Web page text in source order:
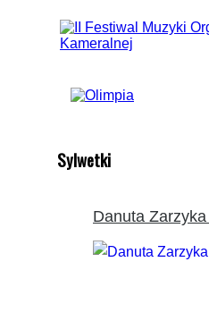
Sylwetki
Danuta